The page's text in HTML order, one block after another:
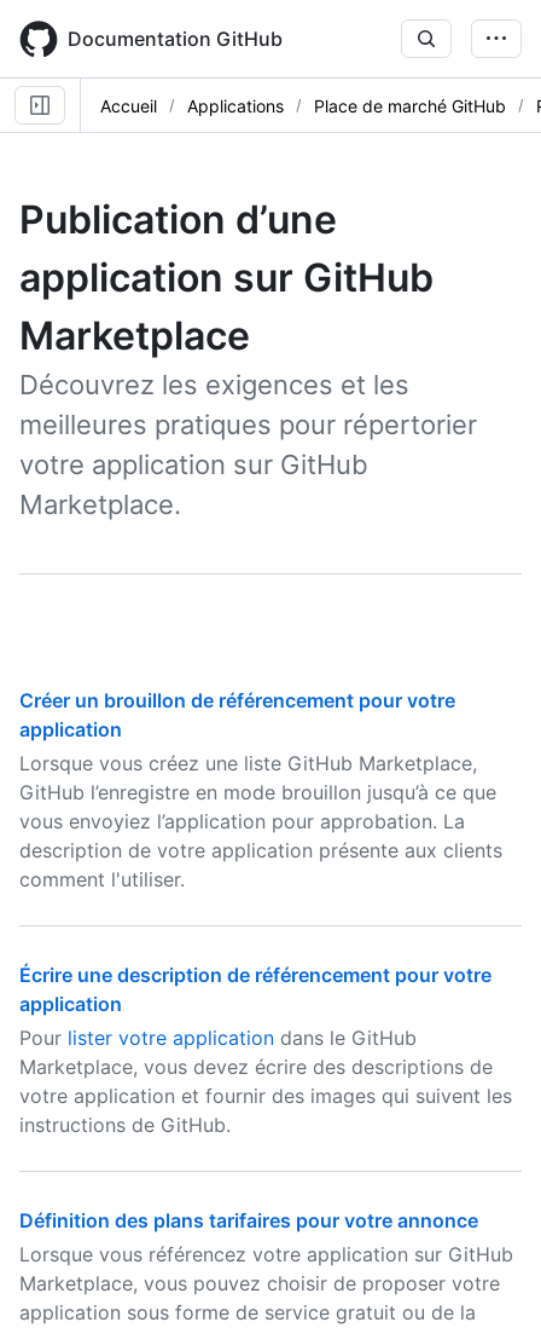
main
content
Documentation GitHub
Accueil Applications Place de marché GitHub
Publication d’une
application sur GitHub
Marketplace
Découvrez les exigences et les
meilleures pratiques pour répertorier
votre application sur GitHub
Marketplace.
Créer un brouillon de référencement pour votre
application
Lorsque vous créez une liste GitHub Marketplace,
GitHub l’enregistre en mode brouillon jusqu’à ce que
vous envoyiez l’application pour approbation. La
description de votre application présente aux clients
comment l'utiliser.
Écrire une description de référencement pour votre
application
Pour lister votre application dans le GitHub
Marketplace, vous devez écrire des descriptions de
votre application et fournir des images qui suivent les
instructions de GitHub.
Définition des plans tarifaires pour votre annonce
Lorsque vous référencez votre application sur GitHub
Marketplace, vous pouvez choisir de proposer votre
application sous forme de service gratuit ou de la